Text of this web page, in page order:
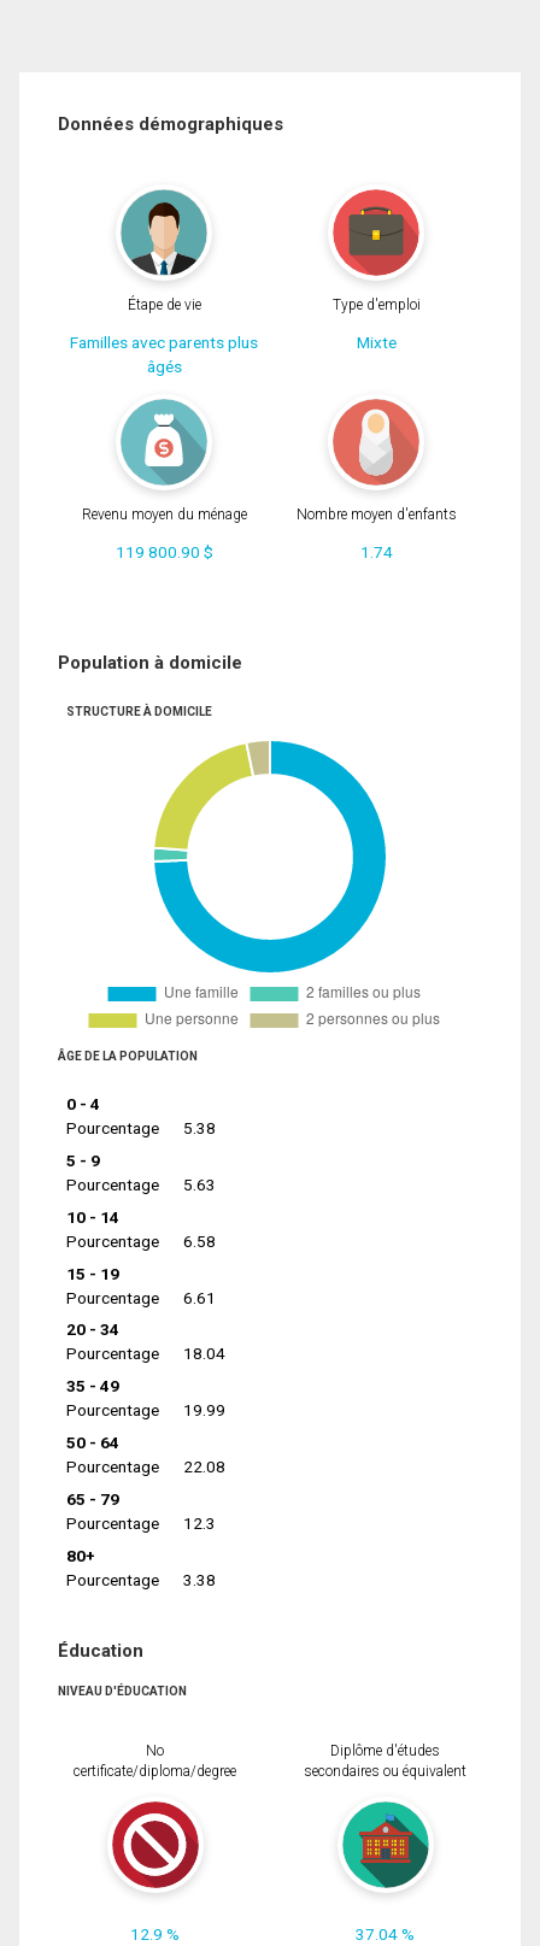
Données démographiques
Étape de vie
Familles avec parents plus
âgés
Type d'emploi
Mixte
Revenu moyen du ménage
119 800.90 $
Nombre moyen d'enfants
1.74
Population à domicile
STRUCTURE À DOMICILE
ÂGE DE LA POPULATION
0 - 4
Pourcentage
5.38
5 - 9
Pourcentage
5.63
10 - 14
Pourcentage
6.58
15 - 19
Pourcentage
6.61
20 - 34
Pourcentage
18.04
35 - 49
Pourcentage
19.99
50 - 64
Pourcentage
22.08
65 - 79
Pourcentage
12.3
80+
Pourcentage
3.38
Éducation
NIVEAU D'ÉDUCATION
No
certificate/diploma/degree
12.9 %
Diplôme d'études
secondaires ou équivalent
37.04 %